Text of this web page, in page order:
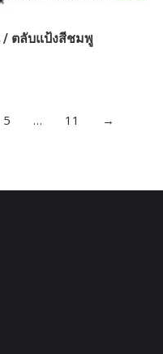
/ ตลับแป้งสีชมพู
5 … 11 →